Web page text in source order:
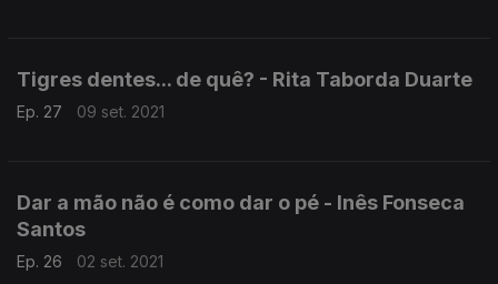
Tigres dentes... de quê? - Rita Taborda Duarte
Ep. 27 09 set. 2021
Dar a mão não é como dar o pé - Inês Fonseca
Santos
Ep. 26 02 set. 2021